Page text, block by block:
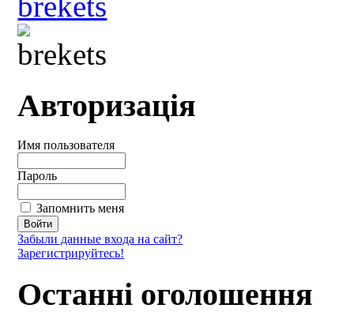
Авторизація
Имя пользователя
Пароль
Запомнить меня
Забыли данные входа на сайт?
Зарегистрируйтесь!
Останні оголошення